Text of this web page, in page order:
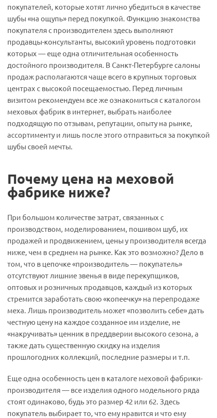
покупателей, которые хотят лично убедиться в качестве
шубы «на ощупь» перед покупкой. Функцию знакомства
покупателя с производителем здесь выполняют
продавцы-консультанты, высокий уровень подготовки
которых — еще одна отличительная особенность
достойного производителя. В Санкт-Петербурге салоны
продаж располагаются чаще всего в крупных торговых
центрах с высокой посещаемостью. Перед личным
визитом рекомендуем все же ознакомиться с каталогом
меховых фабрик в интернет, выбрать наиболее
подходящую по отзывам, репутации, опыту на рынке,
ассортименту и лишь после этого отправиться за покупкой
шубы своей мечты.
Почему цена на меховой
фабрике ниже?
При большом количестве затрат, связанных с
производством, моделированием, пошивом шуб, их
продажей и продвижением, цены у производителя всегда
ниже, чем в среднем на рынке. Как это возможно? Дело в
том, что в цепочке «производитель — покупатель»
отсутствуют лишние звенья в виде перекупщиков,
оптовых и розничных продавцов, каждый из которых
стремится заработать свою «копеечку» на перепродаже
меха. Лишь производитель может «позволить себе» дать
честную цену на каждое созданное им изделие, не
«накручивать» ценник в преддверии высокого сезона, а
также дать существенную скидку на изделия
прошлогодних коллекций, последние размеры и т.п.
Еще одна особенность цен в каталоге меховой фабрики-
производителя — все изделия одного модельного ряда
стоят одинаково, будь это размер 42 или 62. Здесь
покупатель выбирает то, что ему нравится и что ему